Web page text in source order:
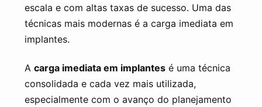
escala e com altas taxas de sucesso. Uma das
técnicas mais modernas é a carga imediata em
implantes.
A carga imediata em implantesé uma técnica
consolidada e cada vez mais utilizada,
especialmente com o avanço do planejamento